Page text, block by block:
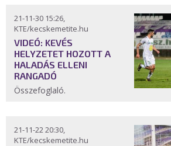
21-11-30 15:26,
KTE/kecskemetite.hu
VIDEÓ: KEVÉS
HELYZETET HOZOTT A
HALADÁS ELLENI
RANGADÓ
Összefoglaló.
21-11-22 20:30,
KTE/kecskemetite.hu